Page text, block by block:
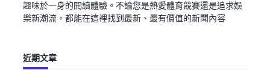
趣味於一身的閱讀體驗。不論您是熱愛體育競賽還是追求娛
樂新潮流，都能在這裡找到最新、最有價值的新聞內容
近期文章